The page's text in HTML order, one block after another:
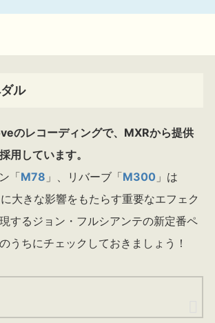
ル
のレコーディングで、MXRから提供
用しています。
「M78 」、リバーブ「M300 」は
大きな影響をもたらす重要なエフェク
するジョン・フルシアンテの新定番ペ
うちにチェックしておきましょう！